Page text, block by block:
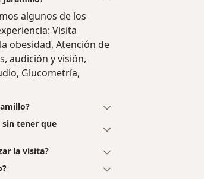
algunos de los
Visita
obesidad, Atención de
audición y visión,
Glucometría,
sin tener que
la visita?